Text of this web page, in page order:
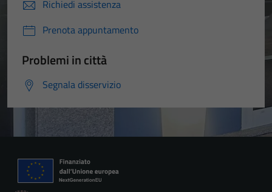
Richiedi assistenza
Prenota appuntamento
Problemi in città
Segnala disservizio